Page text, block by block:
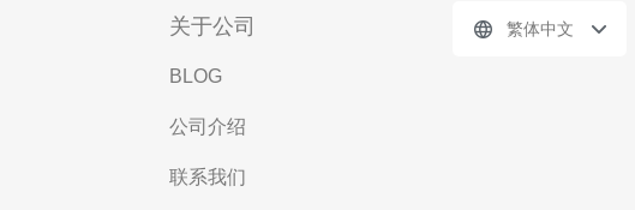
关于公司
BLOG
公司介绍
联系我们
繁体中文